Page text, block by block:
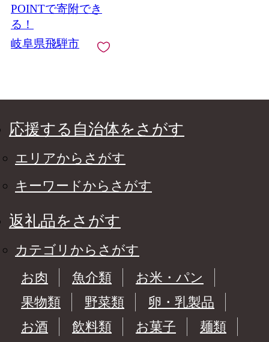
ラ アスパラ [B0201x]
syun79
POINTで寄附でき
る！
岐阜県飛騨市
応援する自治体をさがす
エリアからさがす
キーワードからさがす
返礼品をさがす
カテゴリからさがす
お肉
魚介類
お米・パン
果物類
野菜類
卵・乳製品
お酒
飲料類 お菓子
麺類